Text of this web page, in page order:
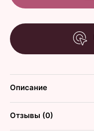
Описание
Отзывы (0)